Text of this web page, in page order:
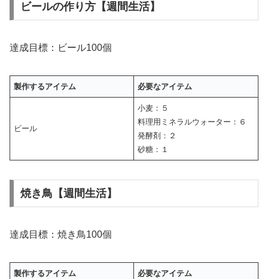
ビールの作り方【週間生活】
達成目標：ビール100個
製作するアイテム 必要なアイテム
ビール
小麦：５
料理用ミネラルウォーター：６
発酵剤：２
砂糖：１
焼き鳥【週間生活】
達成目標：焼き鳥100個
製作するアイテム 必要なアイテム